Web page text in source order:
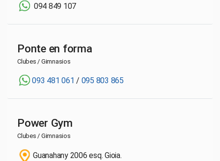
094 849 107
Ponte en forma
Clubes / Gimnasios
093 481 061 / 095 803 865
Power Gym
Clubes / Gimnasios
Guanahany 2006 esq. Gioia.